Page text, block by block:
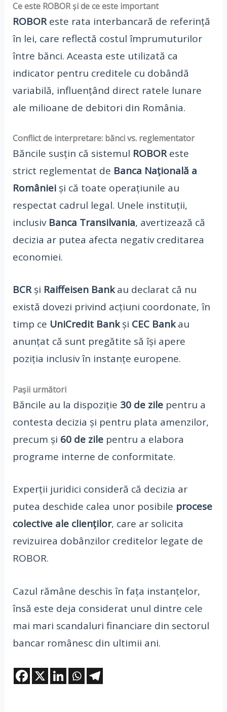
Ce este ROBOR și de ce este important
ROBOReste rata interbancară de referință
în lei, care reflectă costul împrumuturilor
între bănci. Aceasta este utilizată ca
indicator pentru creditele cu dobândă
variabilă, influențând direct ratele lunare
ale milioane de debitori din România.
Conflict de interpretare: bănci vs. reglementator
Băncile susțin că sistemul ROBOReste
strict reglementat de Banca Națională a
Românieiși că toate operațiunile au
respectat cadrul legal. Unele instituții,
inclusiv Banca Transilvania, avertizează că
decizia ar putea afecta negativ creditarea
economiei.
BCRși Raiffeisen Bankau declarat că nu
există dovezi privind acțiuni coordonate, în
timp ce UniCredit Bankși CEC Bankau
anunțat că sunt pregătite să își apere
poziția inclusiv în instanțe europene.
Pașii următori
Băncile au la dispoziție 30 de zilepentru a
contesta decizia și pentru plata amenzilor,
precum și 60 de zilepentru a elabora
programe interne de conformitate.
Experții juridici consideră că decizia ar
putea deschide calea unor posibile procese
colective ale clienților, care ar solicita
revizuirea dobânzilor creditelor legate de
ROBOR.
Cazul rămâne deschis în fața instanțelor,
însă este deja considerat unul dintre cele
mai mari scandaluri financiare din sectorul
bancar românesc din ultimii ani.